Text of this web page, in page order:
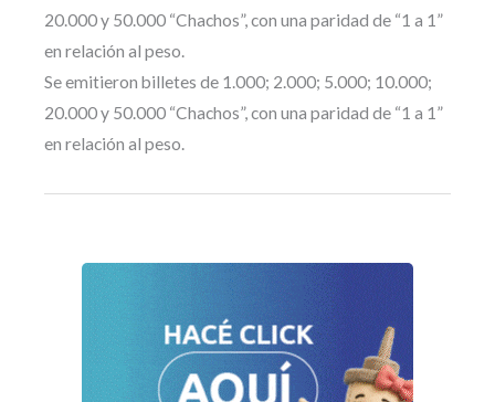
20.000 y 50.000 “Chachos”, con una paridad de “1 a 1”
en relación al peso.
Se emitieron billetes de 1.000; 2.000; 5.000; 10.000;
20.000 y 50.000 “Chachos”, con una paridad de “1 a 1”
en relación al peso.